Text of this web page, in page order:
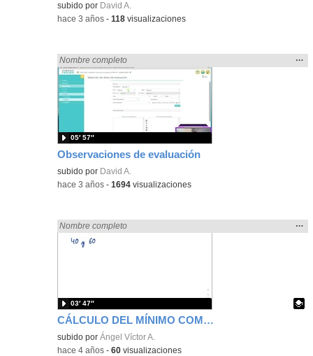
subido por David A.
-hace 3 años -118 visualizaciones
Observaciones de evaluación
Encontrado «zaragoza» en:
Nombre completo
la
…
subido por David A.
05′ 57″
-hace 3 años -1694 visualizaciones
CÁLCULO DEL MÍNIMO COMÚN MÚLTIPLO
Encontrado «zaragoza» en:
Nombre completo
la
…
Contenido educativo.
subido porÁngel Víctor A.
03′ 47″
-hace 4 años -60 visualizaciones